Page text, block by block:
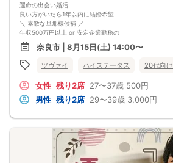
運命の出会い婚活
良い方がいたら1年以内に結婚希望
＼ 素敵な旦那様候補 ／
年収500万円以上 or 安定企業勤務の
優しくて穏やかな性格の男性
＼ 素敵な奥様候補 ／
初婚＆穏やかな性格の
ゆっくり一緒に人生を歩んでいきたい
そんな皆さま必見です♡
奈良市 | 8月15日(土) 14:00〜
ツヴァイ ハイステータス 20代向け
女性 残り2席 27〜37歳 500円
男性 残り2席 29〜39歳 3,000円